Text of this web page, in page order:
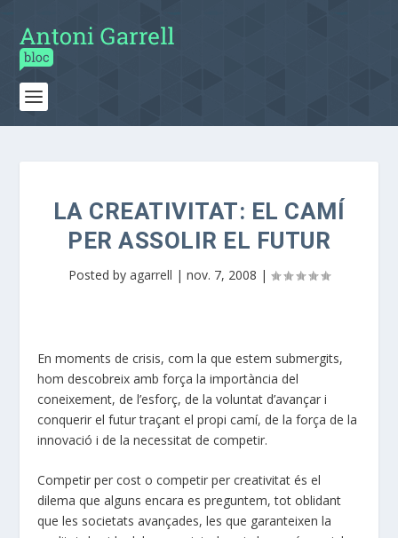
LA CREATIVITAT: EL CAMÍ
PER ASSOLIR EL FUTUR
Posted by agarrell | nov. 7, 2008 |
En moments de crisis, com la que estem submergits,
hom descobreix amb força la importància del
coneixement, de l’esforç, de la voluntat d’avançar i
conquerir el futur traçant el propi camí, de la força de la
innovació i de la necessitat de competir.
Competir per cost o competir per creativitat és el
dilema que alguns encara es preguntem, tot oblidant
que les societats avançades, les que garanteixen la